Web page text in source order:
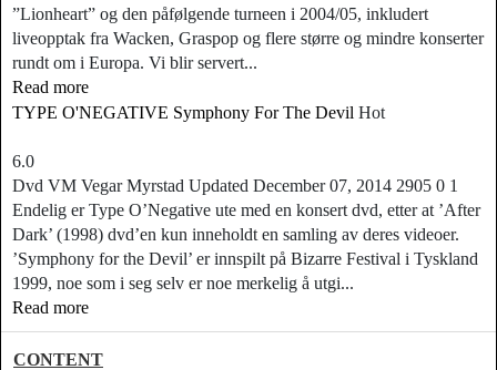
”Lionheart” og den påfølgende turneen i 2004/05, inkludert
liveopptak fra Wacken, Graspop og flere større og mindre konserter
rundt om i Europa. Vi blir servert...
Read more
TYPE O'NEGATIVE Symphony For The Devil Hot
6.0
Dvd VM Vegar Myrstad Updated December 07, 2014 2905 0 1
Endelig er Type O’Negative ute med en konsert dvd, etter at ’After
Dark’ (1998) dvd’en kun inneholdt en samling av deres videoer.
’Symphony for the Devil’ er innspilt på Bizarre Festival i Tyskland
1999, noe som i seg selv er noe merkelig å utgi...
Read more
CONTENT